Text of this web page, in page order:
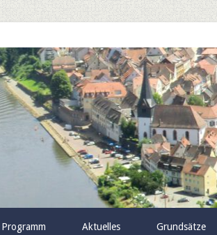
Programm Aktuelles Grundsätze